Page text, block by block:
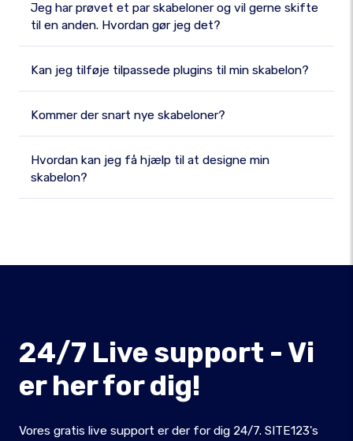
Jeg har prøvet et par skabeloner og vil gerne skifte
til en anden. Hvordan gør jeg det?
Kan jeg tilføje tilpassede plugins til min skabelon?
Kommer der snart nye skabeloner?
Hvordan kan jeg få hjælp til at designe min
skabelon?
24/7 Live support - Vi
er her for dig!
Vores gratis live support er der for dig 24/7. SITE123's